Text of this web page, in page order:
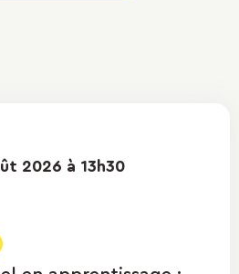
2026 à 13h30